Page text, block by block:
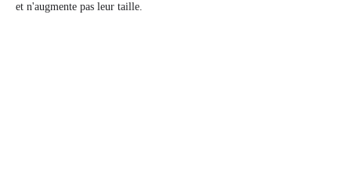
et n'augmente pas leur taille.